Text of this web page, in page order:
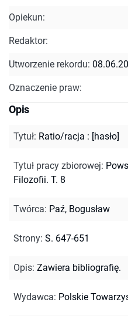
Opiekun:
Redaktor:
Utworzenie rekordu:
Oznaczenie praw:
Opis
Tytuł: Ratio/racja : [hasło]
Tytuł pracy zbiorowej:
Filozofii. T. 8
Twórca: Paź, Bogusław
Strony: S. 647-651
Opis: Zawiera bibliografię.
Wydawca: Polskie